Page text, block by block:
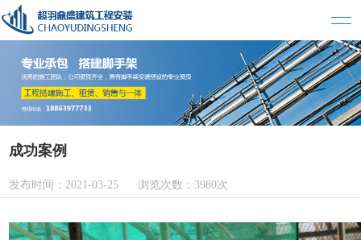
成功案例
发布时间：2021-03-25 浏览次数：3980次